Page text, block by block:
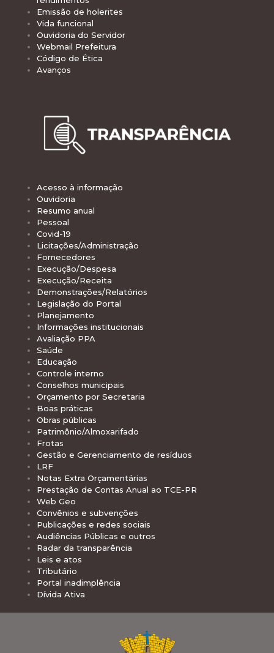
Emissão de holerites
Vida funcional
Ouvidoria do Servidor
Webmail Prefeitura
Código de Ética
Avanços
Acesso à informação
Ouvidoria
Resumo anual
Pessoal
Covid-19
Licitações/Administração
Fornecedores
Execução/Despesa
Execução/Receita
Demonstrações/Relatórios
Legislação do Portal
Planejamento
Informações institucionais
Avaliação PPA
Saúde
Educação
Controle interno
Conselhos municipais
Orçamento por Secretaria
Boas práticas
Obras públicas
Patrimônio/Almoxarifado
Frotas
Gestão e Gerenciamento de resíduos
LRF
Notas Extra Orçamentárias
Prestação de Contas Anual ao TCE-PR
Web Geo
Convênios e subvenções
Publicações e redes sociais
Audiências Públicas e outros
Radar da transparência
Leis e atos
Tributário
Portal inadimplência
Dívida Ativa